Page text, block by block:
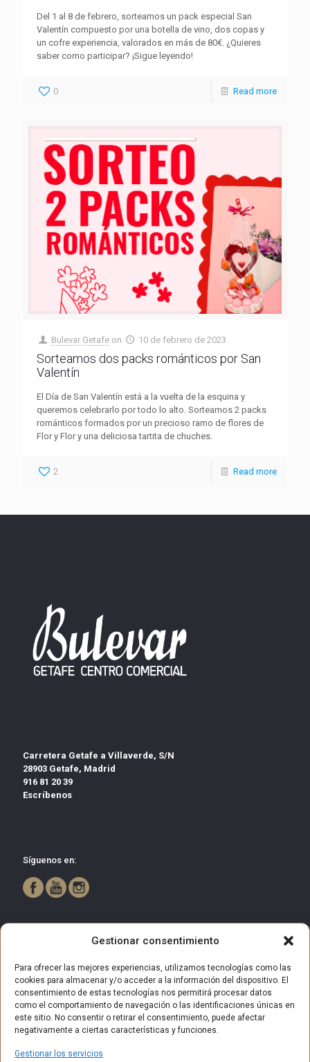
Gestionar consentimiento
Para ofrecer las mejores experiencias, utilizamos tecnologías como las
cookies para almacenar y/o acceder a la información del dispositivo. El
consentimiento de estas tecnologías nos permitirá procesar datos
como el comportamiento de navegación o las identificaciones únicas en
este sitio. No consentir o retirar el consentimiento, puede afectar
negativamente a ciertas características y funciones.
Gestionar los servicios
Del 1 al 8 de febrero, sorteamos un pack especial San
Valentín compuesto por una botella de vino, dos copas y
un cofre experiencia, valorados en más de 80€. ¿Quieres
saber como participar? ¡Sigue leyendo!
0 Read more
Bulevar Getafe on 10 de febrero de 2023
Sorteamos dos packs románticos por San
Valentín
El Día de San Valentín está a la vuelta de la esquina y
queremos celebrarlo por todo lo alto. Sorteamos 2 packs
románticos formados por un precioso ramo de flores de
Flor y Flor y una deliciosa tartita de chuches.
2 Read more
Carretera Getafe a Villaverde, S/N
28903 Getafe, Madrid
916 81 20 39
Escríbenos
Síguenos en: